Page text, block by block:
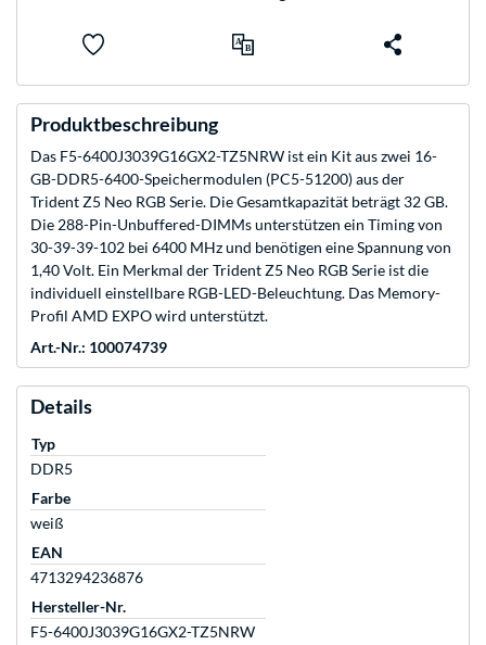
Produktbeschreibung
Das F5-6400J3039G16GX2-TZ5NRW ist ein Kit aus zwei 16-
GB-DDR5-6400-Speichermodulen (PC5-51200) aus der
Trident Z5 Neo RGB Serie. Die Gesamtkapazität beträgt 32 GB.
Die 288-Pin-Unbuffered-DIMMs unterstützen ein Timing von
30-39-39-102 bei 6400 MHz und benötigen eine Spannung von
1,40 Volt. Ein Merkmal der Trident Z5 Neo RGB Serie ist die
individuell einstellbare RGB-LED-Beleuchtung. Das Memory-
Profil AMD EXPO wird unterstützt.
Art.-Nr.: 100074739
Details
Typ
DDR5
Farbe
weiß
EAN
4713294236876
Hersteller-Nr.
F5-6400J3039G16GX2-TZ5NRW